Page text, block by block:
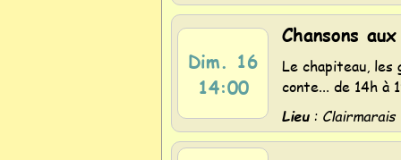
Dim. 16
14:00
Chansons
Le chapiteau, les
conte... de 14h
Lieu: Clairmarais